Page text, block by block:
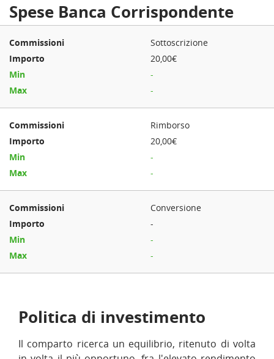
Spese Banca Corrispondente
Sottoscrizione
20,00€
-
-
Rimborso
20,00€
-
-
Conversione
-
-
-
Politica di investimento
Il comparto ricerca un equilibrio, ritenuto di volta